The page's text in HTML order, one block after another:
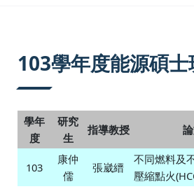
103學年度能源碩士
學年
度
研究
生
指導教授
103
康仲
儒
張崴縉
不同燃料及
壓縮點火